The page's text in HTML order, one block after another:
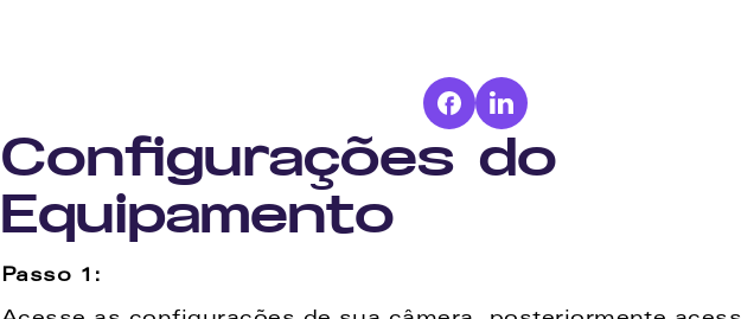
Configurações do
Equipamento
Passo 1: